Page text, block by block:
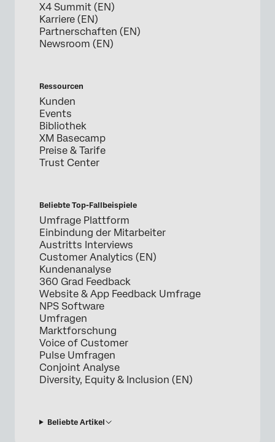
X4 Summit (EN)
Karriere (EN)
Partnerschaften (EN)
Newsroom (EN)
Ressourcen
Kunden
Events
Bibliothek
XM Basecamp
Preise & Tarife
Trust Center
Beliebte Top-Fallbeispiele
Umfrage Plattform
Einbindung der Mitarbeiter
Austritts Interviews
Customer Analytics (EN)
Kundenanalyse
360 Grad Feedback
Website & App Feedback Umfrage
NPS Software
Umfragen
Marktforschung
Voice of Customer
Pulse Umfragen
Conjoint Analyse
Diversity, Equity & Inclusion (EN)
Beliebte Artikel